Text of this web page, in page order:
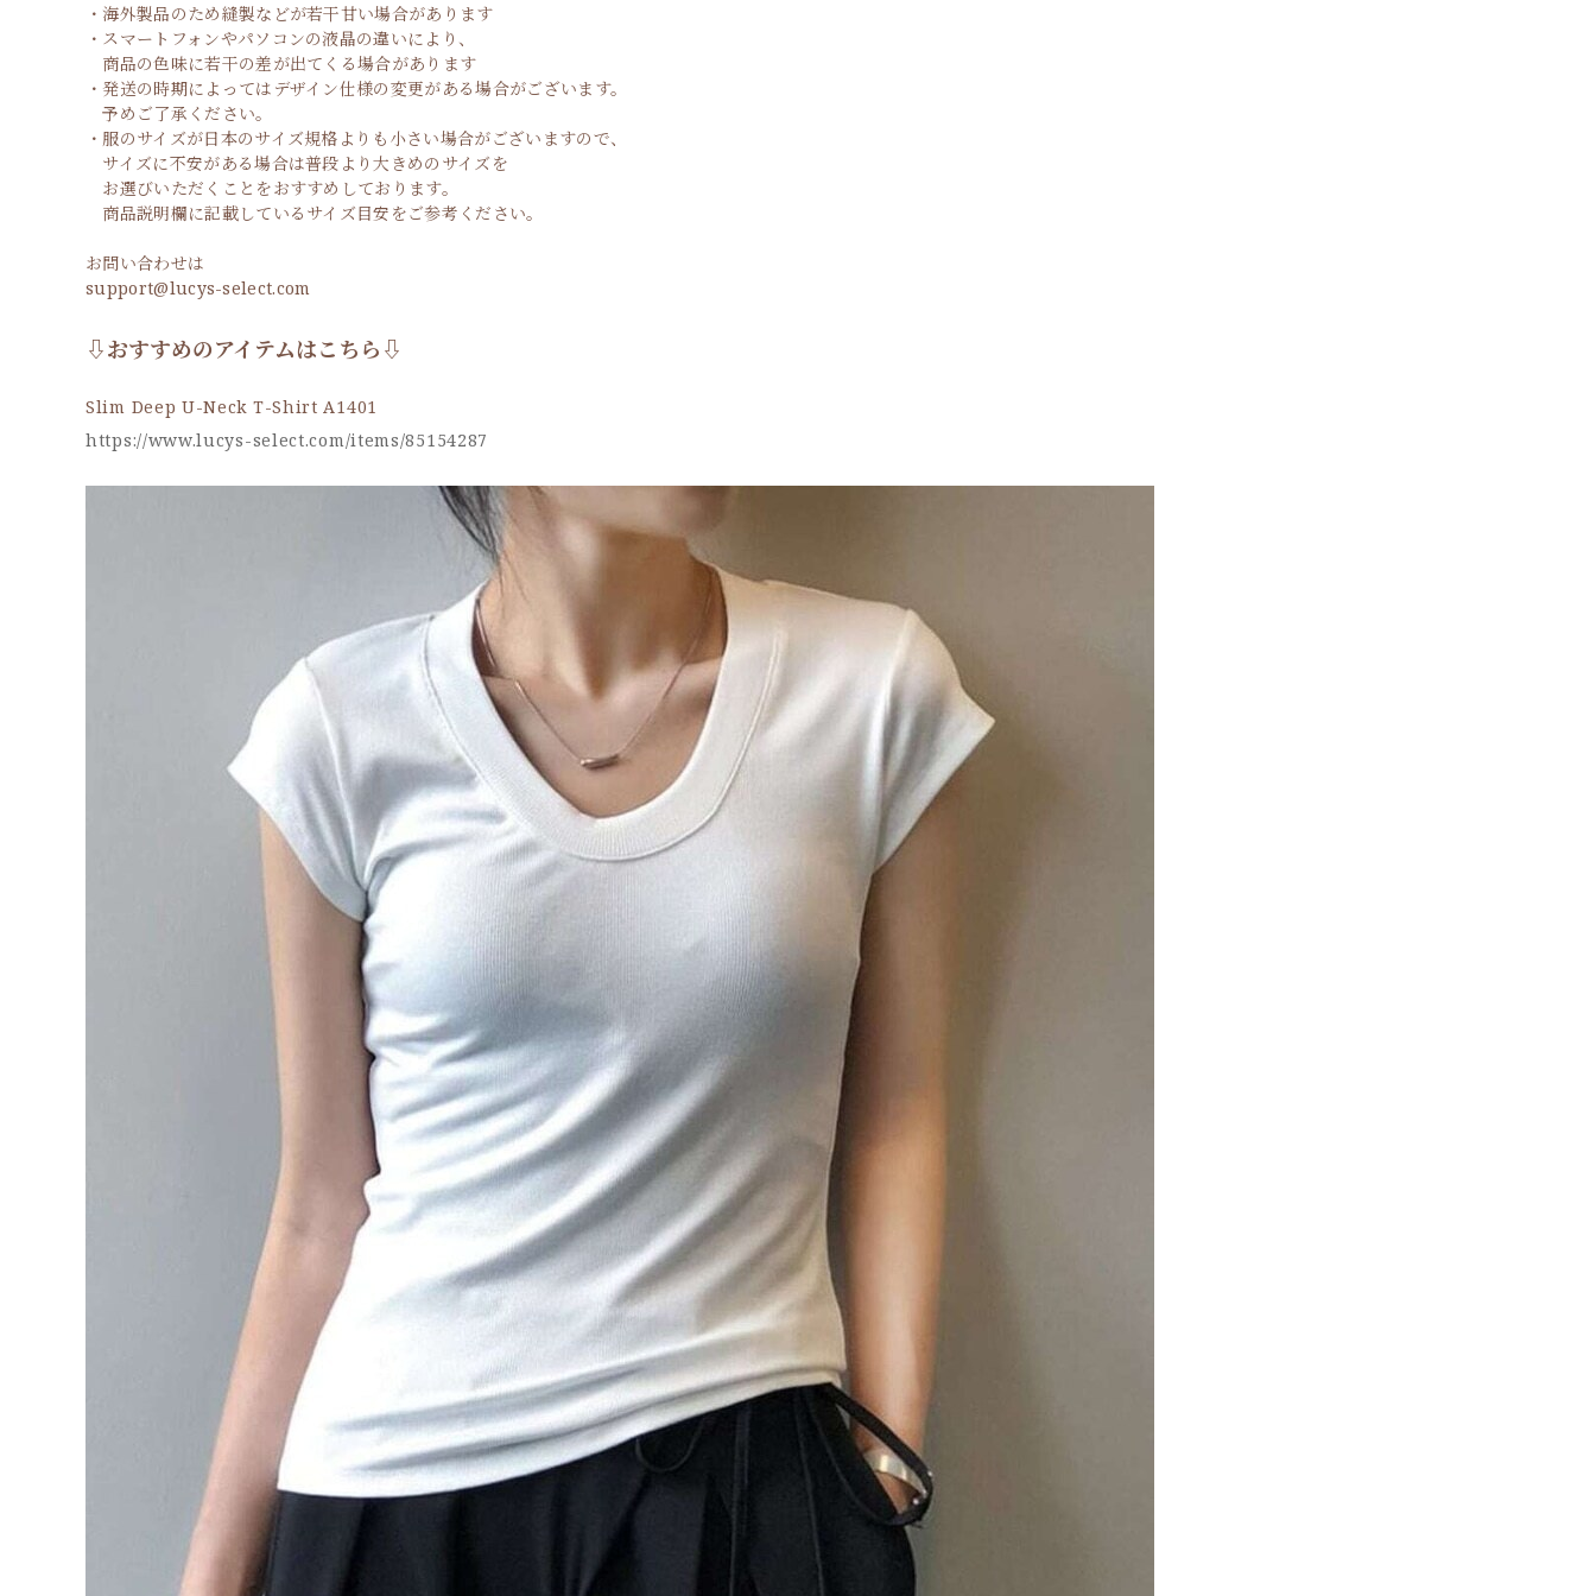
・海外製品のため縫製などが若干甘い場合があります
・スマートフォンやパソコンの液晶の違いにより、
商品の色味に若干の差が出てくる場合があります
・発送の時期によってはデザイン仕様の変更がある場合がございます。
予めご了承ください。
・服のサイズが日本のサイズ規格よりも小さい場合がございますので、
サイズに不安がある場合は普段より大きめのサイズを
お選びいただくことをおすすめしております。
商品説明欄に記載しているサイズ目安をご参考ください。
お問い合わせは
support@lucys-select.com
⇩おすすめのアイテムはこちら⇩
Slim Deep U-Neck T-Shirt A1401
https://www.lucys-select.com/items/85154287